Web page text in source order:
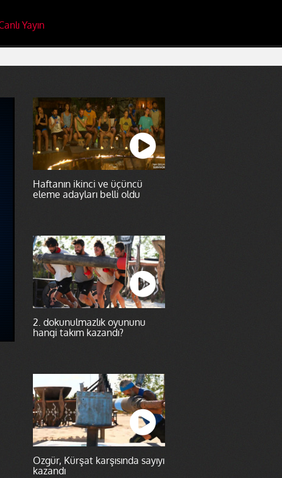
Yayın
Haftanın ikinci ve üçüncü
eleme adayları belli oldu
2. dokunulmazlık oyununu
hangi takım kazandı?
Özgür, Kürşat karşısında sayıyı
kazandı